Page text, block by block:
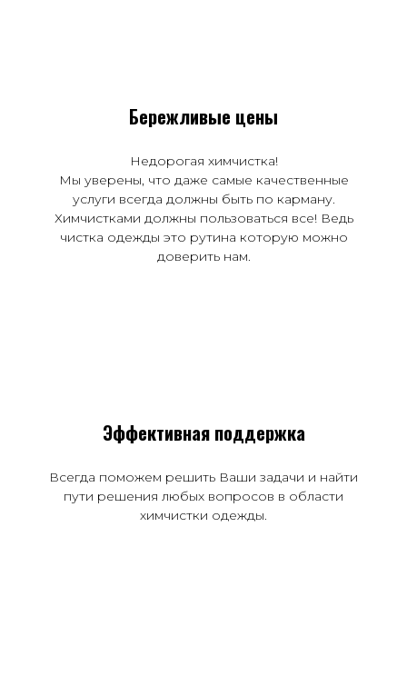
Бережливые цены
Недорогая химчистка!
Мы уверены, что даже самые качественные
услуги всегда должны быть по карману.
Химчистками должны пользоваться все! Ведь
чистка одежды это рутина которую можно
доверить нам.
Эффективная поддержка
Всегда поможем решить Ваши задачи и найти
пути решения любых вопросов в области
химчистки одежды.